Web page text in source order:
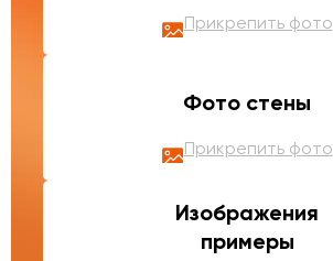
Прикрепить фото
Фото стены
Прикрепить фото
Изображения
примеры